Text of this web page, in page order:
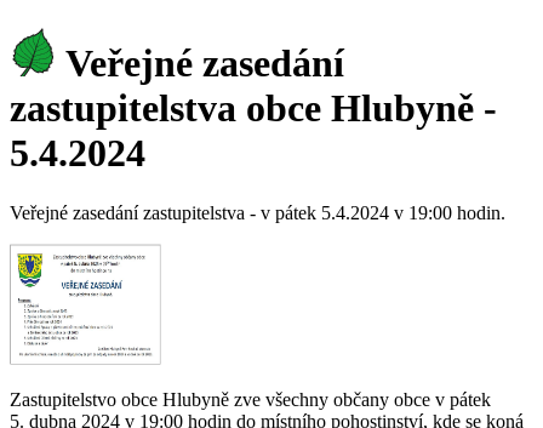
Veřejné zasedání
zastupitelstva obce Hlubyně -
5.4.2024
Veřejné zasedání zastupitelstva - v pátek 5.4.2024 v 19:00 hodin.
Zastupitelstvo obce Hlubyně zve všechny občany obce v pátek
5. dubna 2024 v 19:00 hodin do místního pohostinství, kde se koná